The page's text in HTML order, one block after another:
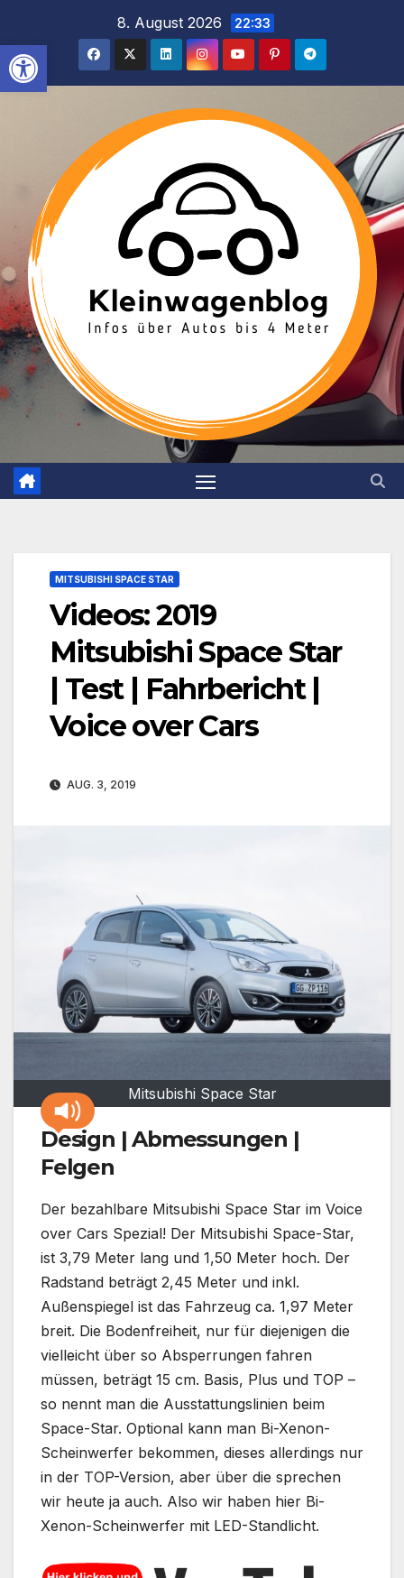
Werkzeugleiste öffnen
springen
8. August 2026 22:33
MITSUBISHI SPACE STAR
Videos: 2019
Mitsubishi Space Star
| Test | Fahrbericht |
Voice over Cars
AUG. 3, 2019
Mitsubishi Space Star
Design | Abmessungen |
Felgen
Der bezahlbare Mitsubishi Space Star im Voice
over Cars Spezial! Der Mitsubishi Space-Star,
ist 3,79 Meter lang und 1,50 Meter hoch. Der
Radstand beträgt 2,45 Meter und inkl.
Außenspiegel ist das Fahrzeug ca. 1,97 Meter
breit. Die Bodenfreiheit, nur für diejenigen die
vielleicht über so Absperrungen fahren
müssen, beträgt 15 cm. Basis, Plus und TOP –
so nennt man die Ausstattungslinien beim
Space-Star. Optional kann man Bi-Xenon-
Scheinwerfer bekommen, dieses allerdings nur
in der TOP-Version, aber über die sprechen
wir heute ja auch. Also wir haben hier Bi-
Xenon-Scheinwerfer mit LED-Standlicht.